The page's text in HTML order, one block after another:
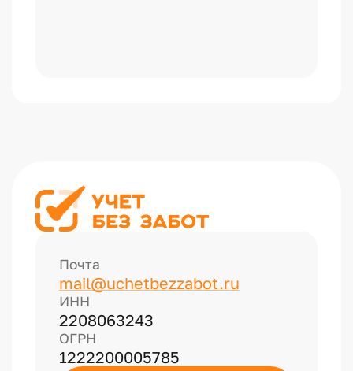
Почта
mail@uchetbezzabot.ru
ИНН
2208063243
ОГРН
1222200005785